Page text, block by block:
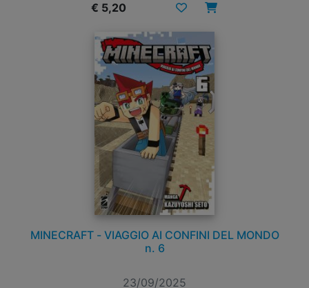
€ 5,20
MINECRAFT - VIAGGIO AI CONFINI DEL MONDO
n. 6
23/09/2025